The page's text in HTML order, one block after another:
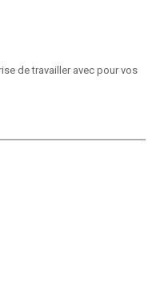
de travailler avec pour vos